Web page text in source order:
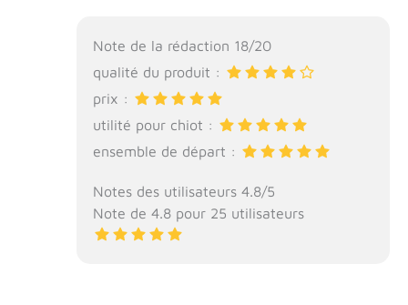
Note de la rédaction 18/20
qualité du produit :
prix :
utilité pour chiot :
ensemble de départ :
Notes des utilisateurs 4.8/5
Note de 4.8 pour 25 utilisateurs